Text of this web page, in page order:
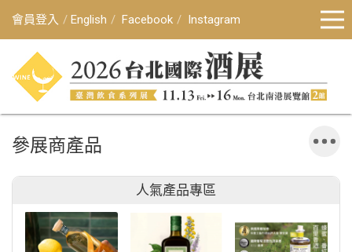
會員登入 English Facebook Instagram
參展商產品
人氣產品專區